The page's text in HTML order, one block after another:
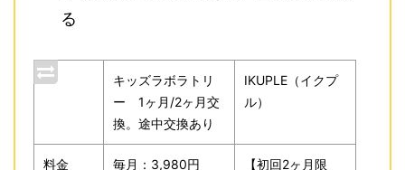
る
キッズラボラトリ
ー 1ヶ月/2ヶ月交
換。途中交換あり
IKUPLE（イクプ
ル）
料金
毎月：3,980円
【初回2ヶ月限